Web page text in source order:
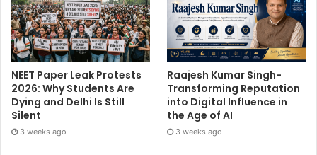
NEET Paper Leak Protests
2026: Why Students Are
Dying and Delhi Is Still
Silent
3 weeks ago
Raajesh Kumar Singh-
Transforming Reputation
into Digital Influence in
the Age of AI
3 weeks ago